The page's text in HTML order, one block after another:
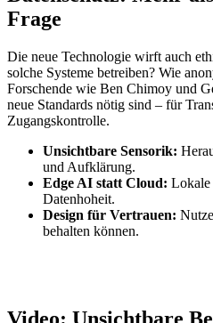
Frage
Die neue Technologie wirft auch
solche Systeme betreiben? Wie
Forschende wie Ben Chimoy und
neue Standards nötig sind – für
Zugangskontrolle.
Unsichtbare Sensorik:
und Aufklärung.
Edge AI statt Cloud: Lokale
Datenhoheit.
Design für Vertrauen:
behalten können.